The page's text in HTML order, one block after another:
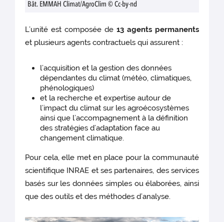
Bât. EMMAH Climat/AgroClim © Cc-by-nd
L’unité est composée de 13 agents permanents
et plusieurs agents contractuels qui assurent :
l’acquisition et la gestion des données
dépendantes du climat (météo, climatiques,
phénologiques)
et la recherche et expertise autour de
l’impact du climat sur les agroécosystèmes
ainsi que l’accompagnement à la définition
des stratégies d’adaptation face au
changement climatique.
Pour cela, elle met en place pour la communauté
scientifique INRAE et ses partenaires, des services
basés sur les données simples ou élaborées, ainsi
que des outils et des méthodes d’analyse.